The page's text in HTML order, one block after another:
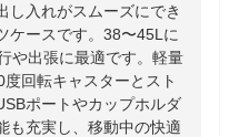
し入れがスムーズにでき
ケースです。38〜45Lに
や出張に最適です。軽量
回転キャスターとスト
ポートやカップホルダ
も充実し、移動中の快適